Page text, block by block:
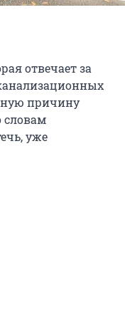
отвечает за
причину
словам
уже